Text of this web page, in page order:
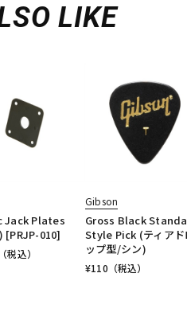
LIKE
Jack Plates
[PRJP-010]
（税込）
Gibson
Gross Black
Style Pick (ティアド
ップ型/シン)
¥110 （税込）